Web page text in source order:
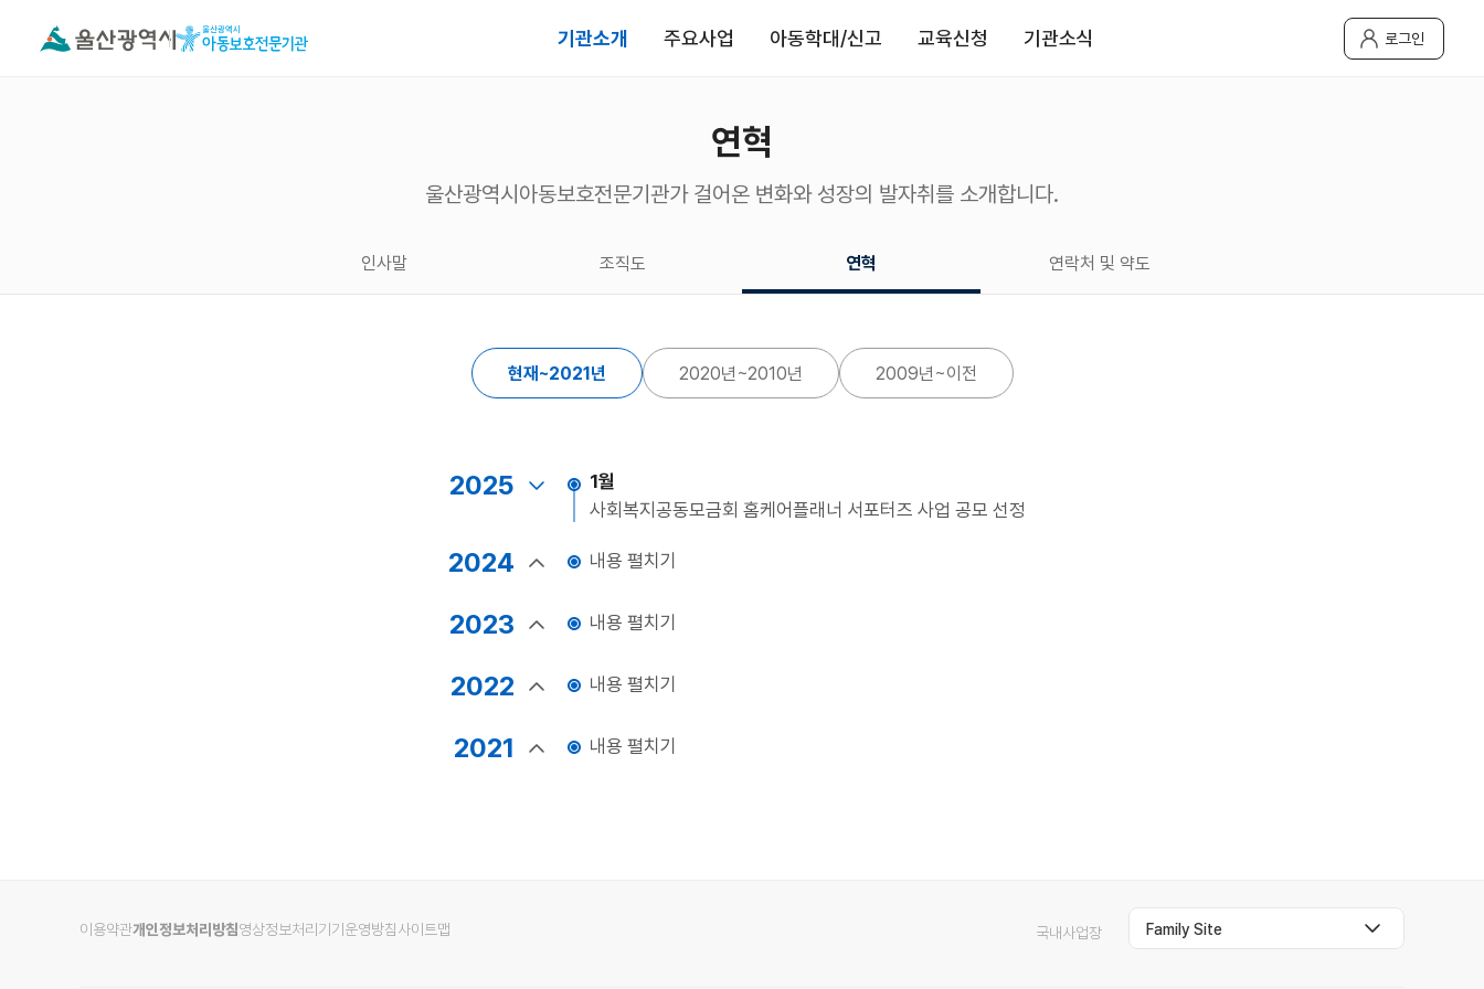
기관소개 주요사업 아동학대/신고 교육신청 기관소식 로그인
연혁
울산광역시아동보호전문기관가 걸어온 변화와 성장의 발자취를 소개합니다.
인사말 조직도 연혁 연락처 및 약도
현재~2021년 2020년~2010년 2009년~이전
2025
1월
사회복지공동모금회 홈케어플래너 서포터즈 사업 공모 선정
2024 내용 펼치기
2023 내용 펼치기
2022 내용 펼치기
2021 내용 펼치기
이용약관개인정보처리방침영상정보처리기기운영방침사이트맵 국내사업장 Family Site